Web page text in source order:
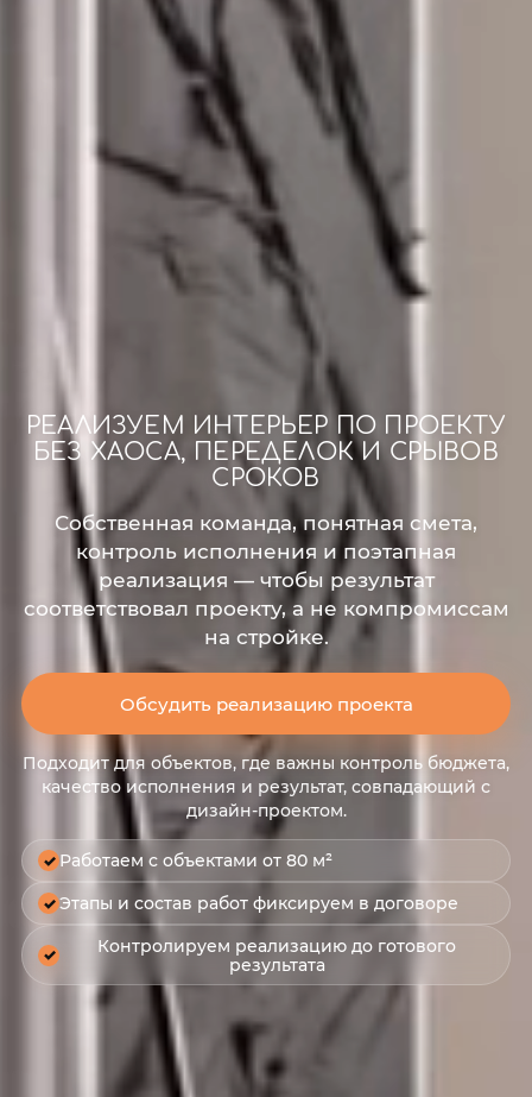
РЕАЛИЗУЕМ ИНТЕРЬЕР ПО ПРОЕКТУ
БЕЗ ХАОСА, ПЕРЕДЕЛОК И СРЫВОВ
СРОКОВ
Собственная команда, понятная смета,
контроль исполнения и поэтапная
реализация — чтобы результат
соответствовал проекту, а не компромиссам
на стройке.
Обсудить реализацию проекта
Подходит для объектов, где важны контроль бюджета,
качество исполнения и результат, совпадающий с
дизайн-проектом.
✓ Работаем с объектами от 80 м²
✓ Этапы и состав работ фиксируем в договоре
✓
Контролируем реализацию до готового
результата